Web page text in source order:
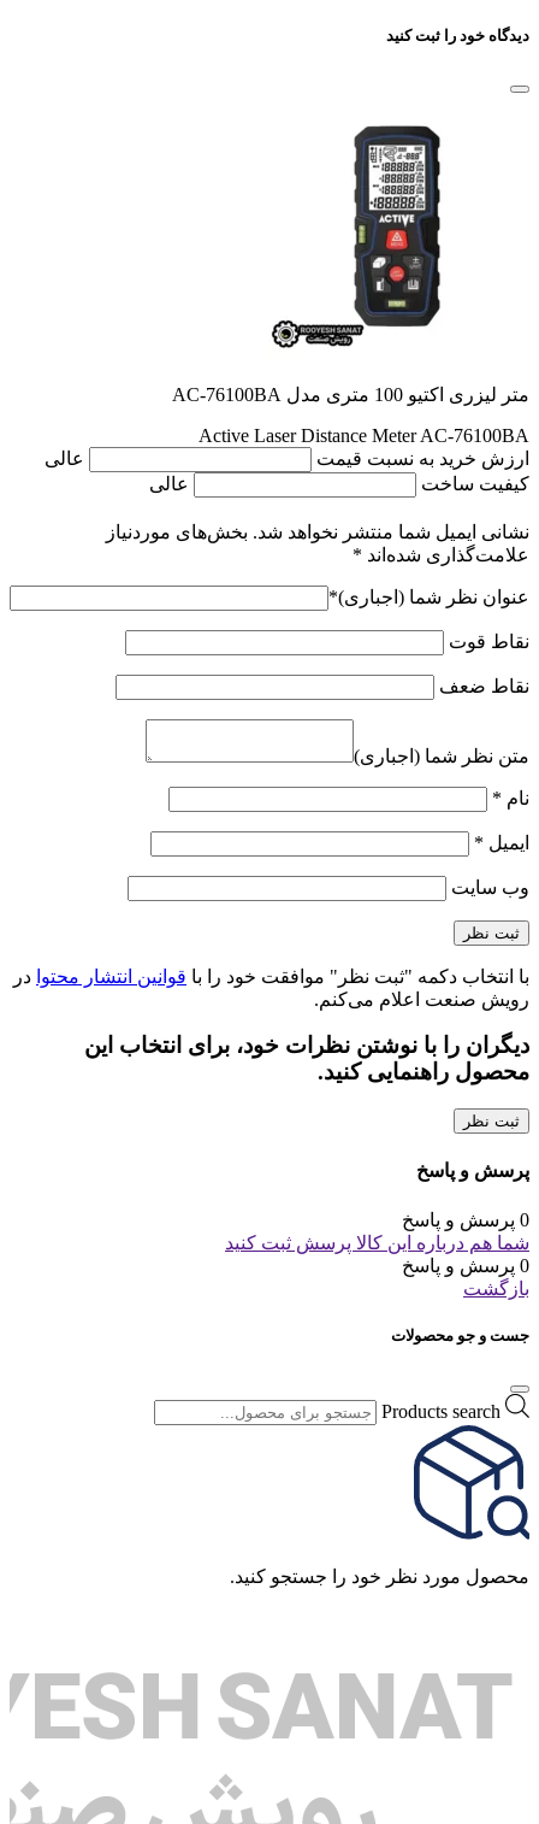
دیدگاه خود را ثبت کنید
متر لیزری اکتیو 100 متری مدل AC-76100BA
Active Laser Distance Meter AC-76100BA
ارزش خرید به نسبت قیمت
عالی
کیفیت ساخت
عالی
نشانی ایمیل شما منتشر نخواهد شد. بخش‌های موردنیاز
علامت‌گذاری شده‌اند *
عنوان نظر شما (اجباری)*
نقاط قوت
نقاط ضعف
متن نظر شما (اجباری)
نام *
ایمیل *
وب‌ سایت
با انتخاب دکمه "ثبت نظر" موافقت خود را با قوانین انتشار محتوا در
رویش صنعت اعلام می‌کنم.
دیگران را با نوشتن نظرات خود، برای انتخاب این
محصول راهنمایی کنید.
ثبت نظر
پرسش و پاسخ
0 پرسش و پاسخ
شما هم درباره این کالا پرسش ثبت کنید
0 پرسش و پاسخ
بازگشت
جست و جو محصولات
Products search
محصول مورد نظر خود را جستجو کنید.